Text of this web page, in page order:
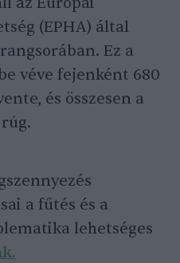
(EPHA) által
rangsorában. Ez a
véve fejenként 680
és összesen a
a fűtés és a
lehetséges